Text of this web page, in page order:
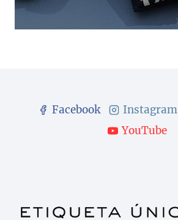
Facebook Instagram
YouTube